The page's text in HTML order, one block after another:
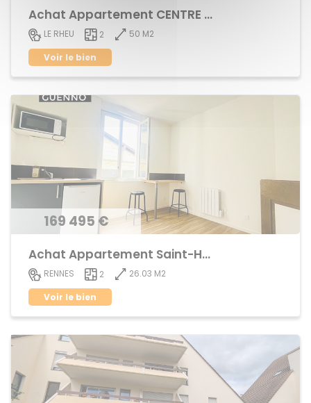
Achat Appartement CENTRE BOURG
LE RHEU 2
50 M2
Voir le bien
169 495 €
Achat Appartement Saint-Helier
RENNES 2
26.03 M2
Voir le bien